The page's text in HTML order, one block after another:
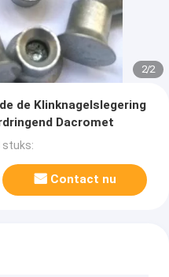
2/2
de Klinknagelslegering
Dacromet
stuks:
Contact nu